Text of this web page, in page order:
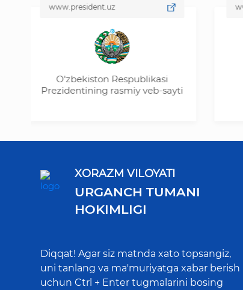
www.president.uz
O'zbekiston Respublikasi
Prezidentining rasmiy veb-sayti
XORAZM VILOYATI
URGANCH TUMANI
HOKIMLIGI
Diqqat! Agar siz matnda xato topsangiz,
uni tanlang va ma'muriyatga xabar berish
uchun Ctrl + Enter tugmalarini bosing